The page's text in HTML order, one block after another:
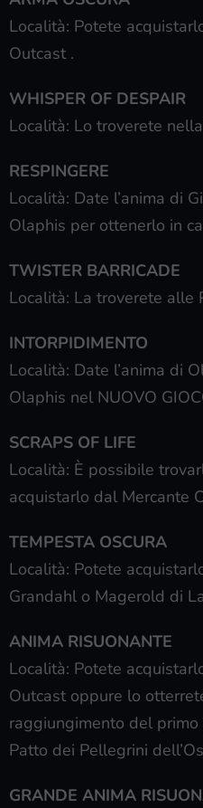
Località: Potete
Outcast .
WHISPER OF DESPAIR
Località: Lo troverete
RESPINGERE
Località: Date l’anima di
Olaphis per ottenerlo in
TWISTER BARRICADE
Località: La troverete alle
INTORPIDIMENTO
Località: Date l’anima di
Olaphis nel NUOVO
SCRAPS OF LIFE
Località: È possibile
acquistarlo dal Mercante
TEMPESTA OSCURA
Località: Potete
Grandahl o Magerold di
ANIMA RISUONANTE
Località: Potete
Outcast oppure lo
raggiungimento del
Patto dei Pellegrini
GRANDE ANIMA